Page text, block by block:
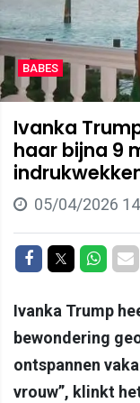
BABES
Ivanka
haar bijna 9
05/04/2026
Delen opDelen op
Ivanka Trump
bewondering
ontspannen
vrouw”, klinkt